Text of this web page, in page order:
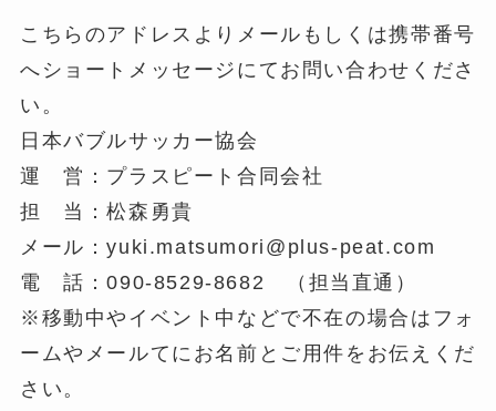
こちらのアドレスよりメールもしくは携帯番号
へショートメッセージにてお問い合わせくださ
い。
日本バブルサッカー協会
運 営：プラスピート合同会社
担 当：松森勇貴
メール：yuki.matsumori@plus-peat.com
電 話：090-8529-8682 （担当直通）
※移動中やイベント中などで不在の場合はフォ
ームやメールてにお名前とご用件をお伝えくだ
さい。